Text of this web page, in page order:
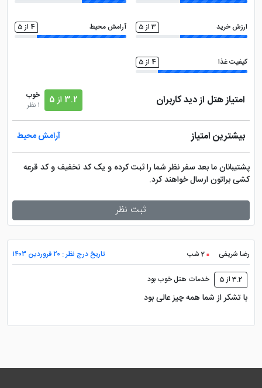
ارزش خرید 3 از 5 آرامش محیط 4 از 5
کیفیت غذا 4 از 5
امتیاز هتل از دید کاربران 3.2 از 5
خوب
1 نظر
بیشترین امتیاز آرامش محیط
پشتیبانان ما بعد سفر نظر شما را ثبت کرده و یک کد تخفیف و کد قرعه
کشی براتون ارسال خواهند کرد.
ثبت نظر
رضا شریفی 2 شب تاریخ درج نظر : ۲۰ فروردین ۱۴۰۳
3.2 از 5 خدمات هتل خوب بود
با تشکر از شما همه چیز عالی بود